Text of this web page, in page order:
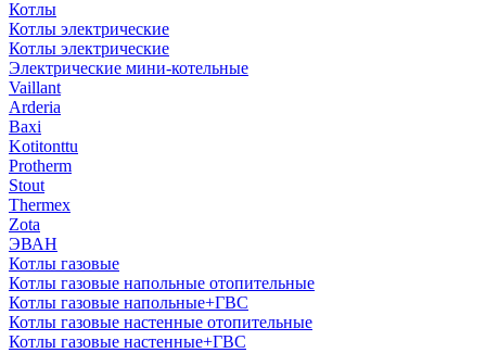
Котлы
Котлы электрические
Котлы электрические
Электрические мини-котельные
Vaillant
Arderia
Baxi
Kotitonttu
Protherm
Stout
Thermex
Zota
ЭВАН
Котлы газовые
Котлы газовые напольные отопительные
Котлы газовые напольные+ГВС
Котлы газовые настенные отопительные
Котлы газовые настенные+ГВС